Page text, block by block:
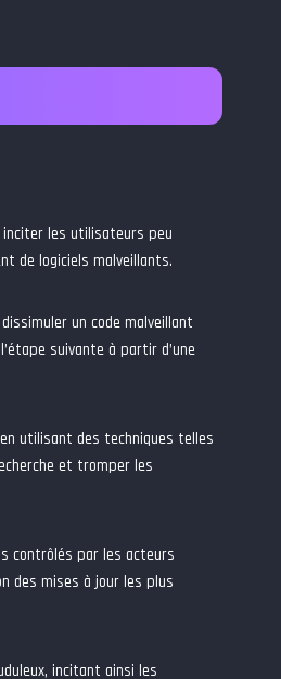
les utilisateurs peu
de logiciels malveillants.
un code malveillant
suivante à partir d’une
utilisant des techniques telles
et tromper les
contrôlés par les acteurs
des mises à jour les plus
incitant ainsi les